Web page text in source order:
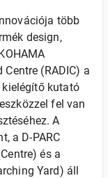
több
design,
(RADIC) a
kutató
fel van
A
a D-PARC
és a
Yard) áll